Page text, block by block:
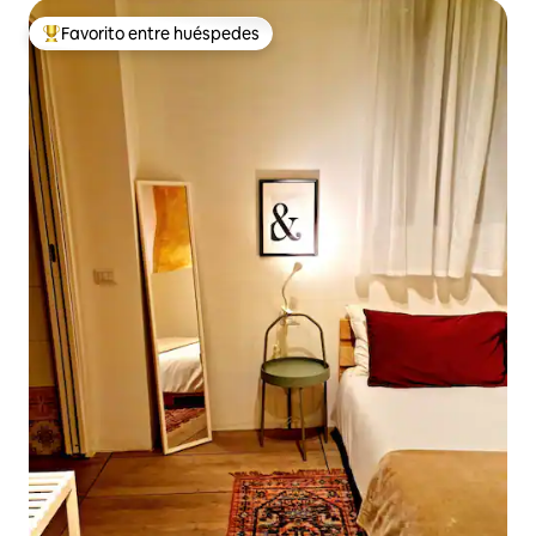
De los mejores en Favorito entre huéspedes
Favorito entre huéspedes